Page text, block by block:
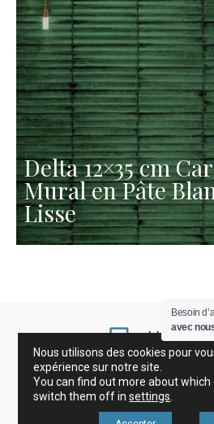
Delta 12×35 cm
Mural en Pâte
Lisse
Grès Cérame et Carreaux
Nous utilisons des cookies pour
expérience sur notre site.
You can find out more about
switch them off insettings
Besoin
avec